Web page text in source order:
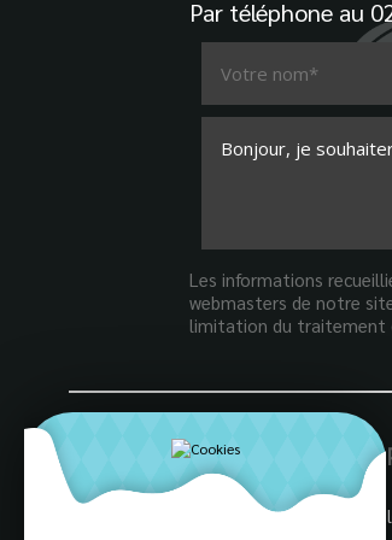
Par téléphone au
Les informations
webmasters de notre
limitation du traitement
Mairie
3 Rue des